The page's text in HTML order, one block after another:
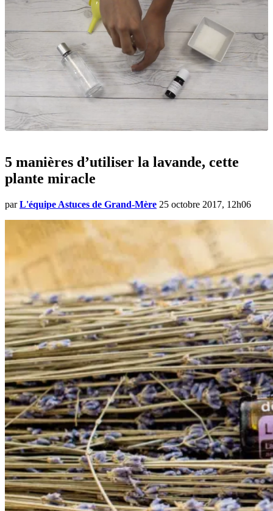
5 manières d’utiliser la lavande, cette
plante miracle
par L'équipe Astuces de Grand-Mère 25 octobre 2017, 12h06